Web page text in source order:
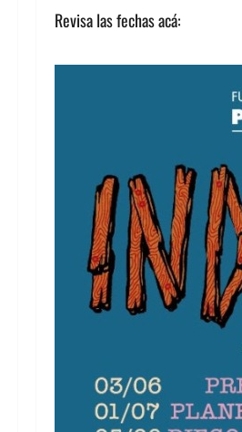
Revisa las fechas acá: